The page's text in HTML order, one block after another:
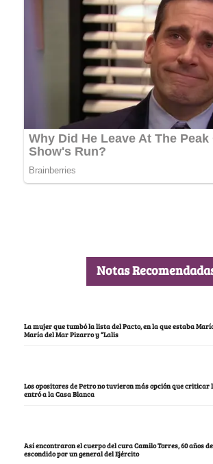
Notas
La mujer que tumbó la lista del Pacto, en la que estaba
María del Mar Pizarro y “Lalis
Los opositores de Petro no tuvieron más opción que
entró a la Casa Blanca
Así encontraron el cuerpo del cura Camilo Torres, 60 años
escondido por un general del Ejército